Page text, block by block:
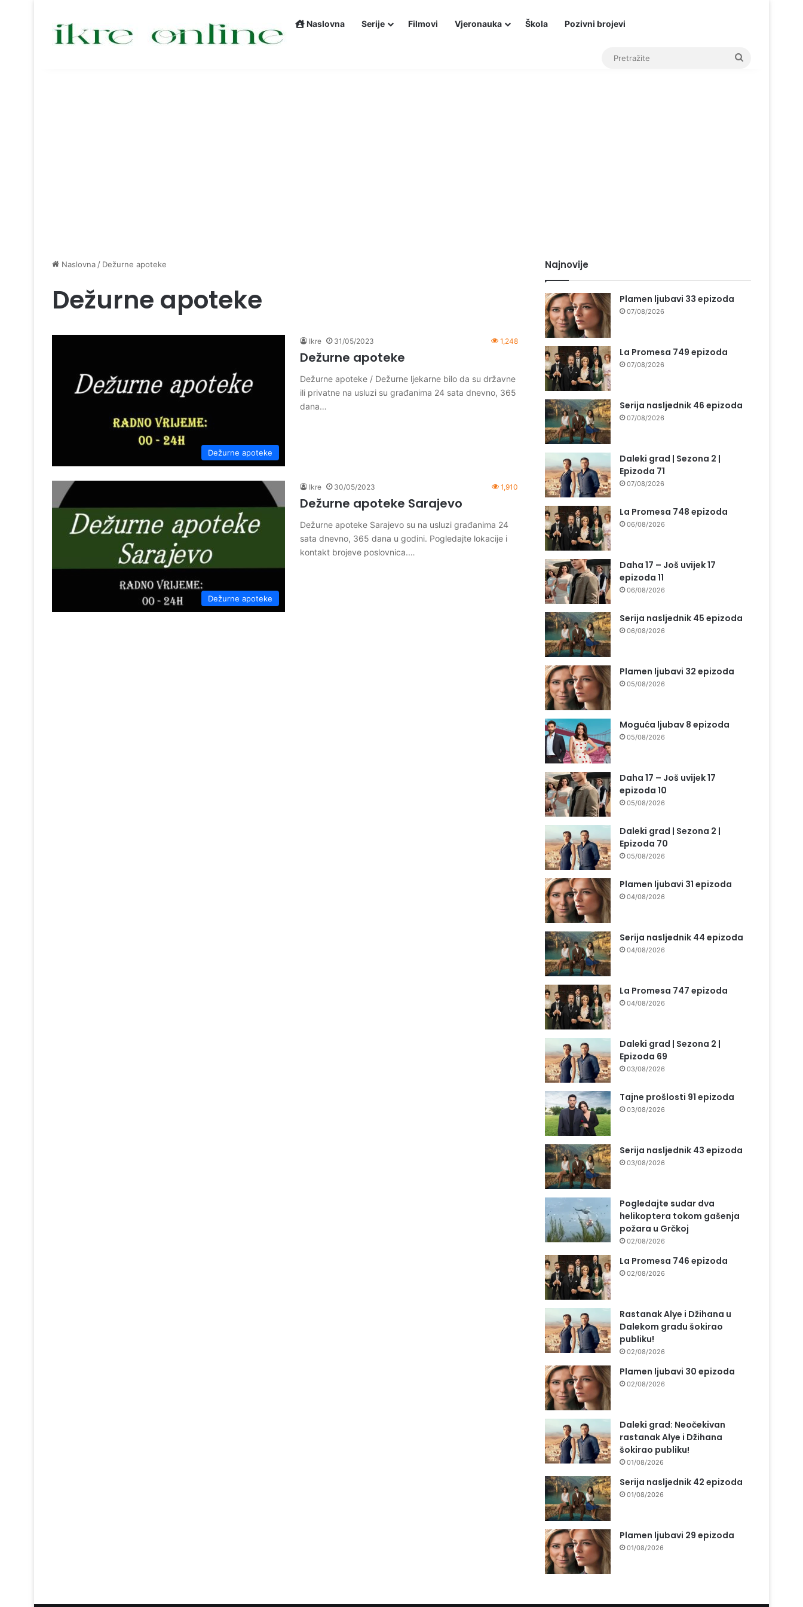
Naslovna Serije Filmovi Vjeronauka Škola Pozivni brojevi
Naslovna / Dežurne apoteke
Dežurne apoteke
Dežurne apoteke
Ikre 31/05/2023 1,248
Dežurne apoteke
Dežurne apoteke / Dežurne ljekarne bilo da su državne
ili privatne na usluzi su građanima 24 sata dnevno, 365
dana…
Dežurne apoteke
Ikre 30/05/2023 1,910
Dežurne apoteke Sarajevo
Dežurne apoteke Sarajevo su na usluzi građanima 24
sata dnevno, 365 dana u godini. Pogledajte lokacije i
kontakt brojeve poslovnica.…
Najnovije
Plamen ljubavi 33 epizoda
07/08/2026
La Promesa 749 epizoda
07/08/2026
Serija nasljednik 46 epizoda
07/08/2026
Daleki grad | Sezona 2 |
Epizoda 71
07/08/2026
La Promesa 748 epizoda
06/08/2026
Daha 17 – Još uvijek 17
epizoda 11
06/08/2026
Serija nasljednik 45 epizoda
06/08/2026
Plamen ljubavi 32 epizoda
05/08/2026
Moguća ljubav 8 epizoda
05/08/2026
Daha 17 – Još uvijek 17
epizoda 10
05/08/2026
Daleki grad | Sezona 2 |
Epizoda 70
05/08/2026
Plamen ljubavi 31 epizoda
04/08/2026
Serija nasljednik 44 epizoda
04/08/2026
La Promesa 747 epizoda
04/08/2026
Daleki grad | Sezona 2 |
Epizoda 69
03/08/2026
Tajne prošlosti 91 epizoda
03/08/2026
Serija nasljednik 43 epizoda
03/08/2026
Pogledajte sudar dva
helikoptera tokom gašenja
požara u Grčkoj
02/08/2026
La Promesa 746 epizoda
02/08/2026
Rastanak Alye i Džihana u
Dalekom gradu šokirao
publiku!
02/08/2026
Plamen ljubavi 30 epizoda
02/08/2026
Daleki grad: Neočekivan
rastanak Alye i Džihana
šokirao publiku!
01/08/2026
Serija nasljednik 42 epizoda
01/08/2026
Plamen ljubavi 29 epizoda
01/08/2026